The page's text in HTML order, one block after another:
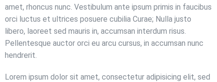
amet, rhoncus nunc. Vestibulum ante ipsum primis in faucibus
orci luctus et ultrices posuere cubilia Curae; Nulla justo
libero, laoreet sed mauris in, accumsan interdum risus.
Pellentesque auctor orci eu arcu cursus, in accumsan nunc
hendrerit.
Lorem ipsum dolor sit amet, consectetur adipisicing elit, sed